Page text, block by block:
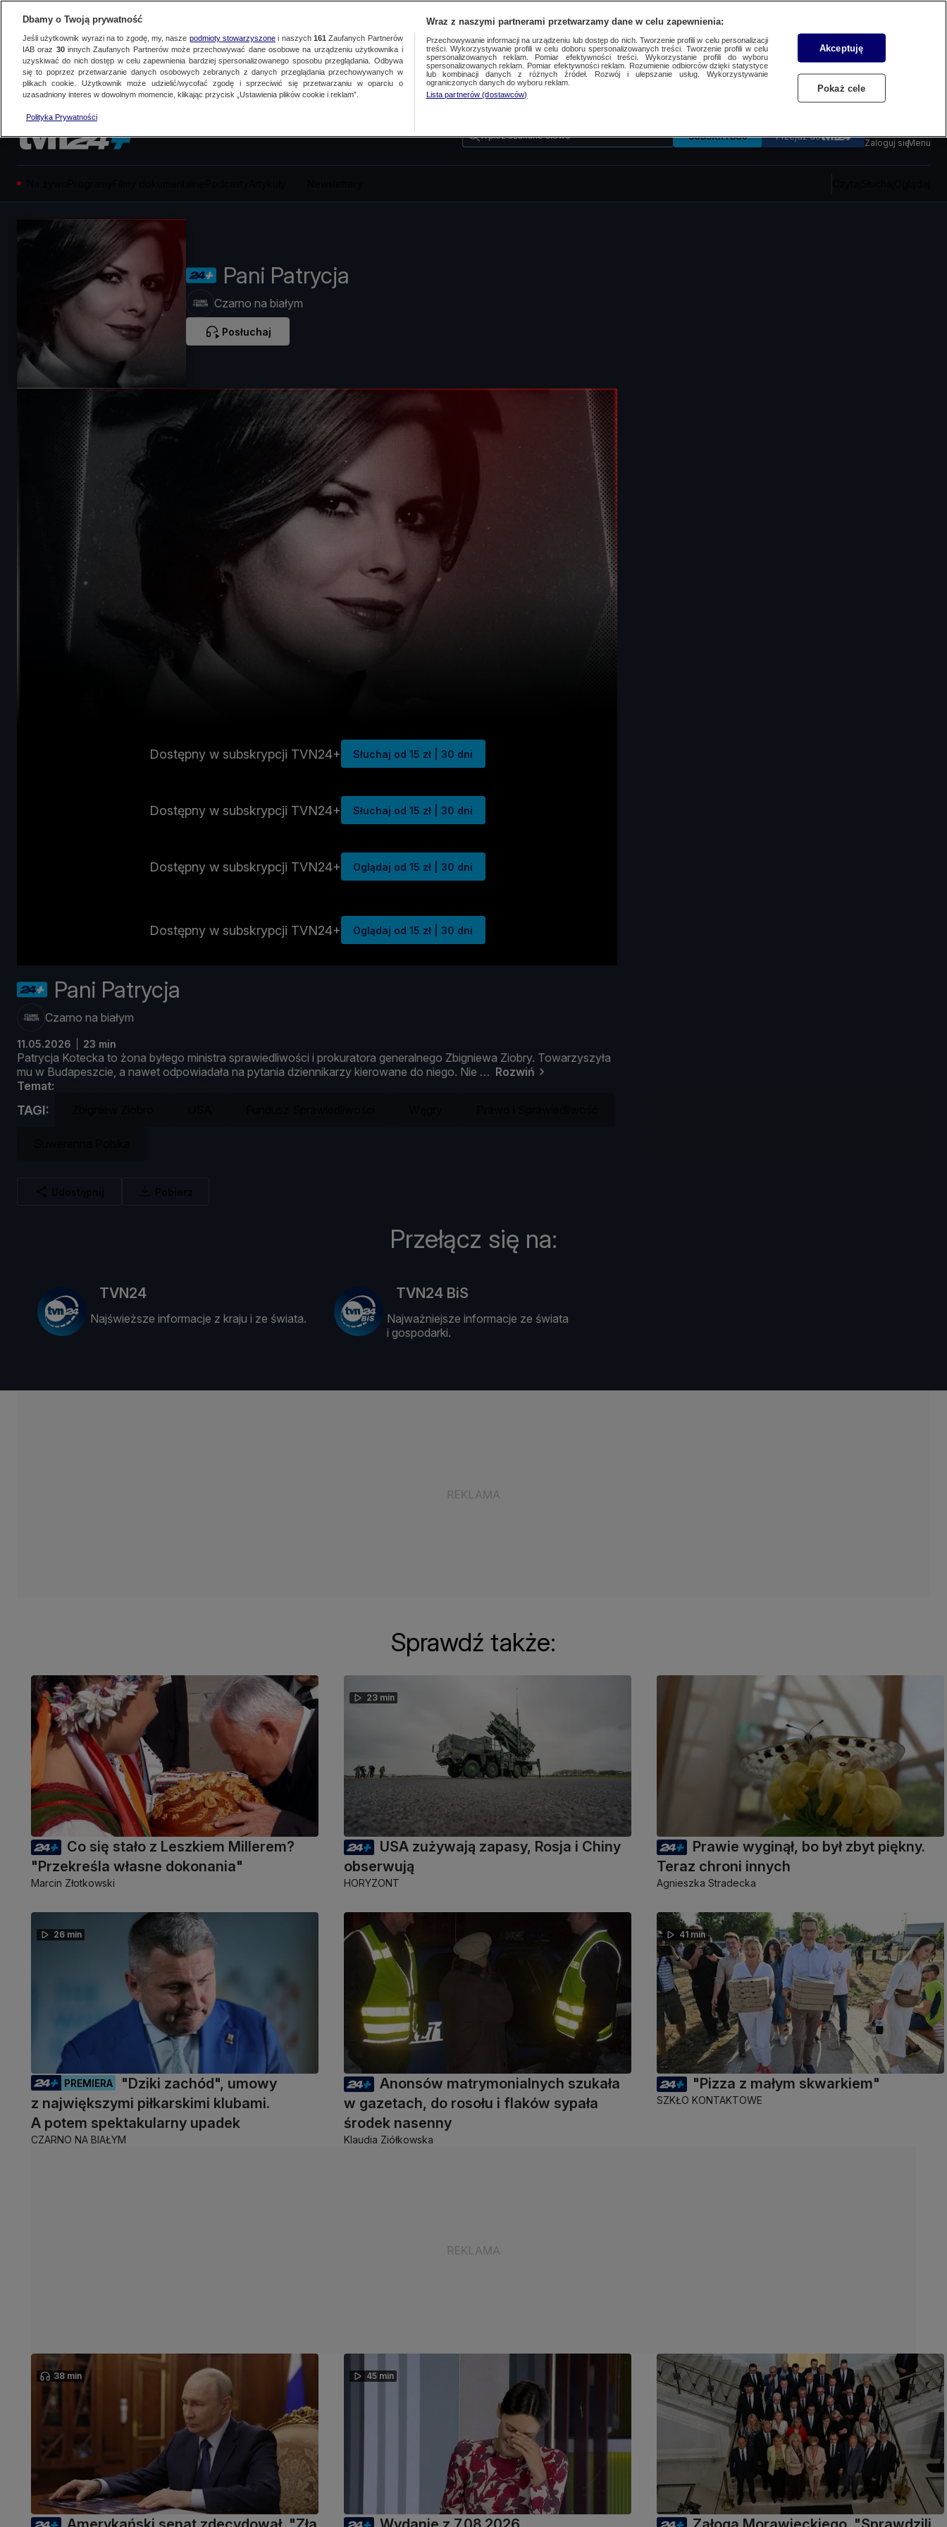
Wpisz szukane słowo SUBSKRYBUJ Przejdź do
Zaloguj sięMenu
Pani Patrycja
Czarno na białym
Posłuchaj
Dostępny w subskrypcji TVN24+ Słuchaj od 15 zł | 30 dni
Dostępny w subskrypcji TVN24+ Słuchaj od 15 zł | 30 dni
Dostępny w subskrypcji TVN24+ Oglądaj od 15 zł | 30 dni
Dostępny w subskrypcji TVN24+ Oglądaj od 15 zł | 30 dni
Pani Patrycja
Czarno na białym
11.05.2026 23 min
Patrycja Kotecka to żona byłego ministra sprawiedliwości i prokuratora generalnego Zbigniewa Ziobry. Towarzyszyła
mu w Budapeszcie, a nawet odpowiadała na pytania dziennikarzy kierowane do niego. Nie
Rozwiń
Temat:
TAGI:
Przełącz się na:
TVN24
Najświeższe informacje z kraju i ze świata.
TVN24 BiS
Najważniejsze informacje ze świata
i gospodarki.
Sprawdź także:
Co się stało z Leszkiem Millerem?
"Przekreśla własne dokonania"
Marcin Złotkowski
23 min
USA zużywają zapasy, Rosja i Chiny
obserwują
HORYZONT
Prawie wyginął, bo był zbyt piękny.
Teraz chroni innych
Agnieszka Stradecka
26 min
PREMIERA
"Dziki zachód", umowy
z największymi piłkarskimi klubami.
A potem spektakularny upadek
CZARNO NA BIAŁYM
Anonsów matrymonialnych szukała
w gazetach, do rosołu i flaków sypała
środek nasenny
Klaudia Ziółkowska
41 min
"Pizza z małym skwarkiem"
SZKŁO KONTAKTOWE
38 min 45 min
Dbamy o Twoją prywatność
Jeśli użytkownik wyrazi na to zgodę, my, nasze podmioty stowarzyszonei naszych 161 Zaufanych Partnerów
IAB oraz 30innych Zaufanych Partnerów może przechowywać dane osobowe na urządzeniu użytkownika i
uzyskiwać do nich dostęp w celu zapewnienia bardziej spersonalizowanego sposobu przeglądania. Odbywa
się to poprzez przetwarzanie danych osobowych zebranych z danych przeglądania przechowywanych w
plikach cookie. Użytkownik może udzielić/wycofać zgodę i sprzeciwić się przetwarzaniu w oparciu o
uzasadniony interes w dowolnym momencie, klikając przycisk „Ustawienia plików cookie i reklam”.
Polityka Prywatności
Wraz z naszymi partnerami przetwarzamy dane w celu zapewnienia:
Przechowywanie informacji na urządzeniu lub dostęp do nich. Tworzenie profili w celu personalizacji
treści. Wykorzystywanie profili w celu doboru spersonalizowanych treści. Tworzenie profili w celu
spersonalizowanych reklam. Pomiar efektywności treści. Wykorzystanie profili do wyboru
spersonalizowanych reklam. Pomiar efektywności reklam. Rozumienie odbiorców dzięki statystyce
lub kombinacji danych z różnych źródeł. Rozwój i ulepszanie usług. Wykorzystywanie
ograniczonych danych do wyboru reklam.
Lista partnerów (dostawców)
Akceptuję
Pokaż cele